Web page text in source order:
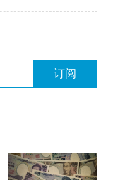
订阅